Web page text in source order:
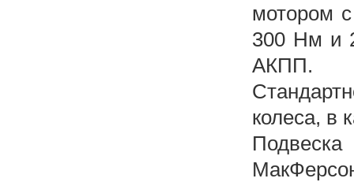
мотором
300 Нм и
АКПП.
колеса, в